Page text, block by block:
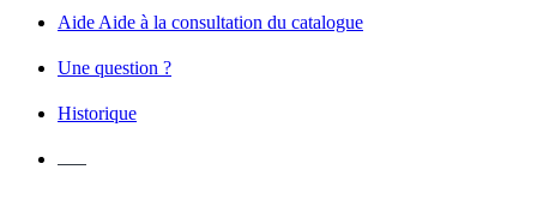
Aide Aide à la consultation du catalogue
Une question ?
Historique